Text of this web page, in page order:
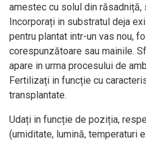
amestec cu solul din răsadniță,
Incorporați in substratul deja
pentru plantat intr-un vas nou,
corespunzătoare sau mainile.
apare in urma procesului de
Fertilizați in funcție cu
transplantate.
Udați in funcție de poziția,
(umiditate, lumină, temperaturi